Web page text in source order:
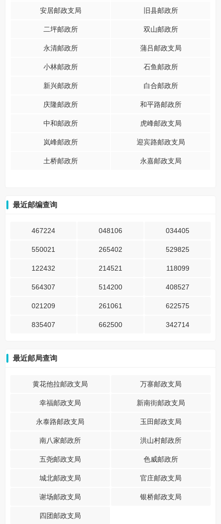
安居邮政支局 旧县邮政所
二坪邮政所 双山邮政所
永清邮政所 蒲吕邮政支局
小林邮政所 石鱼邮政所
新兴邮政所 白合邮政所
庆隆邮政所 和平路邮政所
中和邮政所 虎峰邮政支局
岚峰邮政所 迎宾路邮政支局
土桥邮政所 永嘉邮政支局
最近邮编查询
467224 048106 034405
550021 265402 529825
122432 214521 118099
564307 514200 408527
021209 261061 622575
835407 662500 342714
最近邮局查询
黄花他拉邮政支局 万寨邮政支局
幸福邮政支局 新南街邮政支局
永泰路邮政支局 玉田邮政支局
南八家邮政所 洪山村邮政所
五尧邮政支局 色威邮政所
城北邮政支局 官庄邮政支局
谢场邮政支局 银桥邮政支局
四团邮政支局